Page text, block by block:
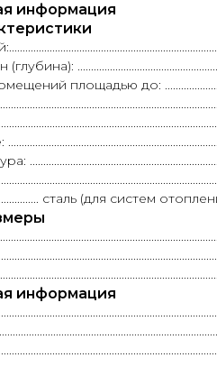
информация
площадью до:
сталь (для систем
информация